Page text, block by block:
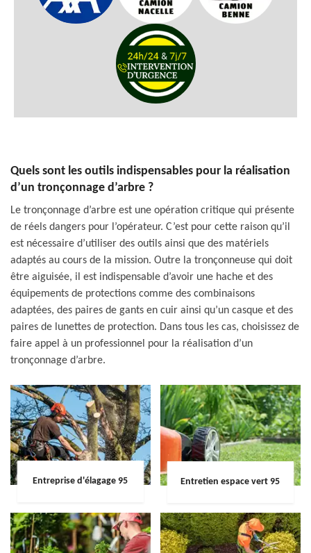
Quels sont les outils indispensables pour la réalisation
d’un tronçonnage d’arbre ?
Le tronçonnage d’arbre est une opération critique qui présente
de réels dangers pour l’opérateur. C’est pour cette raison qu’il
est nécessaire d’utiliser des outils ainsi que des matériels
adaptés au cours de la mission. Outre la tronçonneuse qui doit
être aiguisée, il est indispensable d’avoir une hache et des
équipements de protections comme des combinaisons
adaptées, des paires de gants en cuir ainsi qu’un casque et des
paires de lunettes de protection. Dans tous les cas, choisissez de
faire appel à un professionnel pour la réalisation d’un
tronçonnage d’arbre.
Entreprise d'élagage 95 Entretien espace vert 95